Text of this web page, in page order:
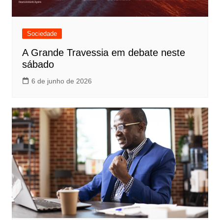
Sociedade
A Grande Travessia em debate neste
sábado
6 de junho de 2026